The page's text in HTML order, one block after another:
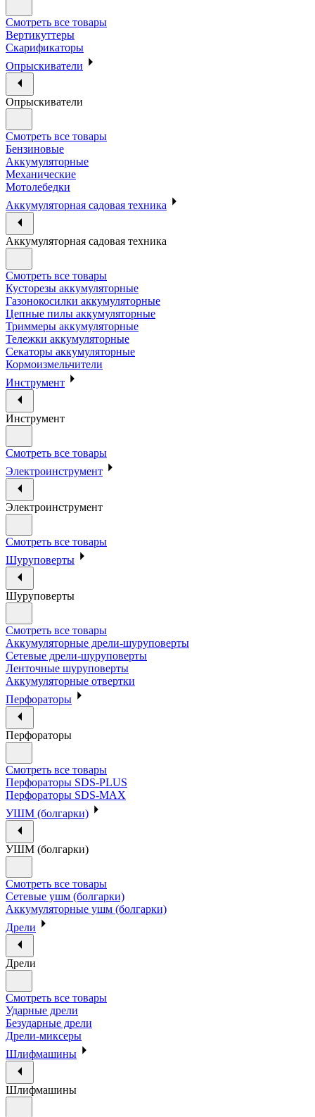
Смотреть все товары
Вертикуттеры
Скарификаторы
Опрыскиватели
Опрыскиватели
Смотреть все товары
Бензиновые
Аккумуляторные
Механические
Мотолебедки
Аккумуляторная садовая техника
Аккумуляторная садовая техника
Смотреть все товары
Кусторезы аккумуляторные
Газонокосилки аккумуляторные
Цепные пилы аккумуляторные
Триммеры аккумуляторные
Тележки аккумуляторные
Секаторы аккумуляторные
Кормоизмельчители
Инструмент
Инструмент
Смотреть все товары
Электроинструмент
Электроинструмент
Смотреть все товары
Шуруповерты
Шуруповерты
Смотреть все товары
Аккумуляторные дрели-шуруповерты
Сетевые дрели-шуруповерты
Ленточные шуруповерты
Аккумуляторные отвертки
Перфораторы
Перфораторы
Смотреть все товары
Перфораторы SDS-PLUS
Перфораторы SDS-MAX
УШМ (болгарки)
УШМ (болгарки)
Смотреть все товары
Сетевые ушм (болгарки)
Аккумуляторные ушм (болгарки)
Дрели
Дрели
Смотреть все товары
Ударные дрели
Безударные дрели
Дрели-миксеры
Шлифмашины
Шлифмашины